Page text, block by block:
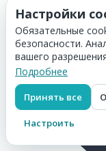
Настройки
Обязательные
безопасности.
вашего
Подробнее
Принять все
Настроить